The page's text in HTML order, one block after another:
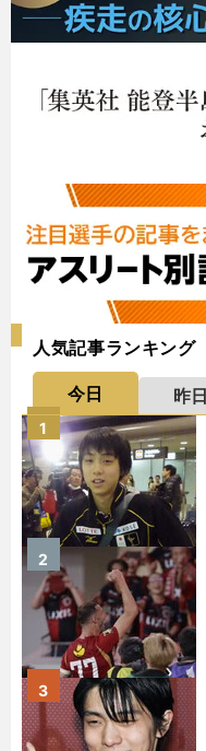
人気記事ランキング
今日 昨日
1
2
3